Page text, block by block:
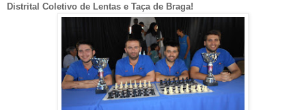
Distrital Coletivo de Lentas e Taça de Braga!